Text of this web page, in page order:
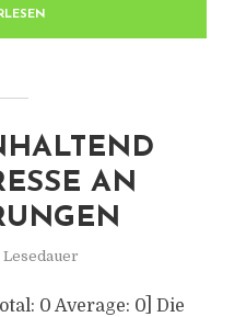
AN
Lesedauer
0 Average: 0] Die